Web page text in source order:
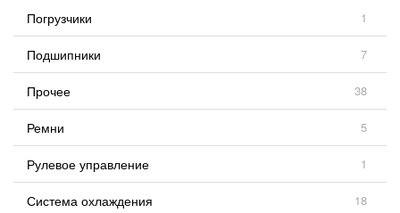
Погрузчики 1
Подшипники 7
Прочее 38
Ремни 5
Рулевое управление 1
Система охлаждения 18